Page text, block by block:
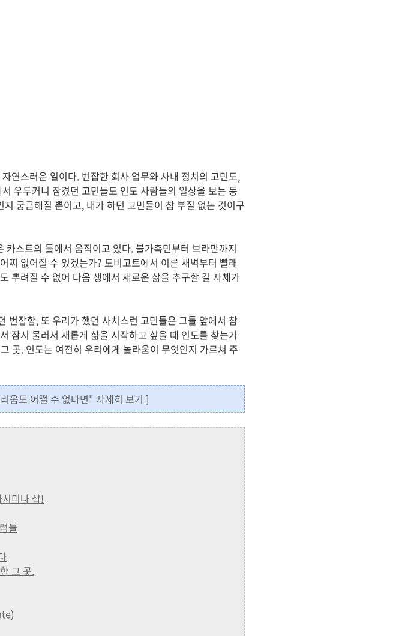
연스러운 일이다. 번잡한 회사 업무와 사내 정치의 고민도,
우두커니 잠겼던 고민들도 인도 사람들의 일상을 보는 동
궁금해질 뿐이고, 내가 하던 고민들이 참 부질 없는 것이구
스트의 틀에서 움직이고 있다. 불가촉민부터 브라만까지
찌 없어질 수 있겠는가? 도비고트에서 이른 새벽부터 빨래
뿌려질 수 없어 다음 생에서 새로운 삶을 추구할 길 자체가
번잡함, 또 우리가 했던 사치스런 고민들은 그들 앞에서 참
잠시 물러서 새롭게 삶을 시작하고 싶을 때 인도를 찾는가
곳. 인도는 여전히 우리에게 놀라움이 무엇인지 가르쳐 주
움도 어쩔 수 없다면" 자세히 보기 ]
미나 샵!
들
그 곳.